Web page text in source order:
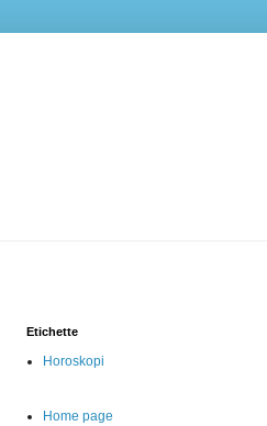
Etichette
Horoskopi
Home page